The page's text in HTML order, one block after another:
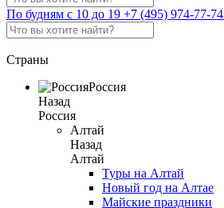
По будням с 10 до 19 +7 (495) 974-77-74
Страны
Россия
Назад
Россия
Алтай
Назад
Алтай
Туры на Алтай
Новый год на Алтае
Майские праздники